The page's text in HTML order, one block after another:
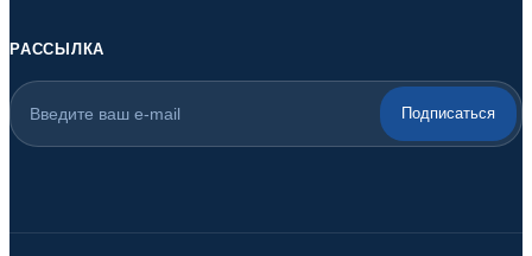
РАССЫЛКА
Подписаться